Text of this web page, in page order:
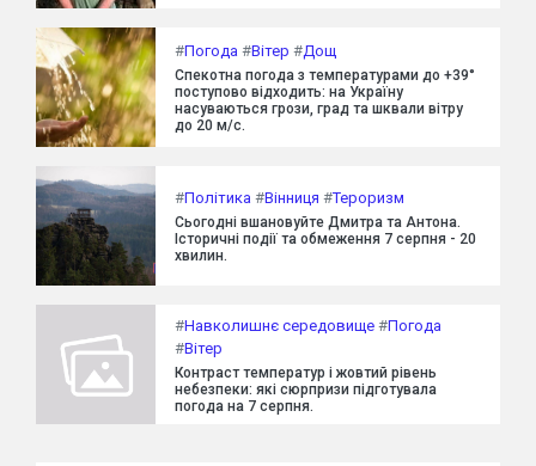
#Погода #Вітер #Дощ
Спекотна погода з температурами до +39°
поступово відходить: на Україну
насуваються грози, град та шквали вітру
до 20 м/с.
#Політика #Вінниця #Тероризм
Сьогодні вшановуйте Дмитра та Антона.
Історичні події та обмеження 7 серпня - 20
хвилин.
#Навколишнє середовище #Погода
#Вітер
Контраст температур і жовтий рівень
небезпеки: які сюрпризи підготувала
погода на 7 серпня.